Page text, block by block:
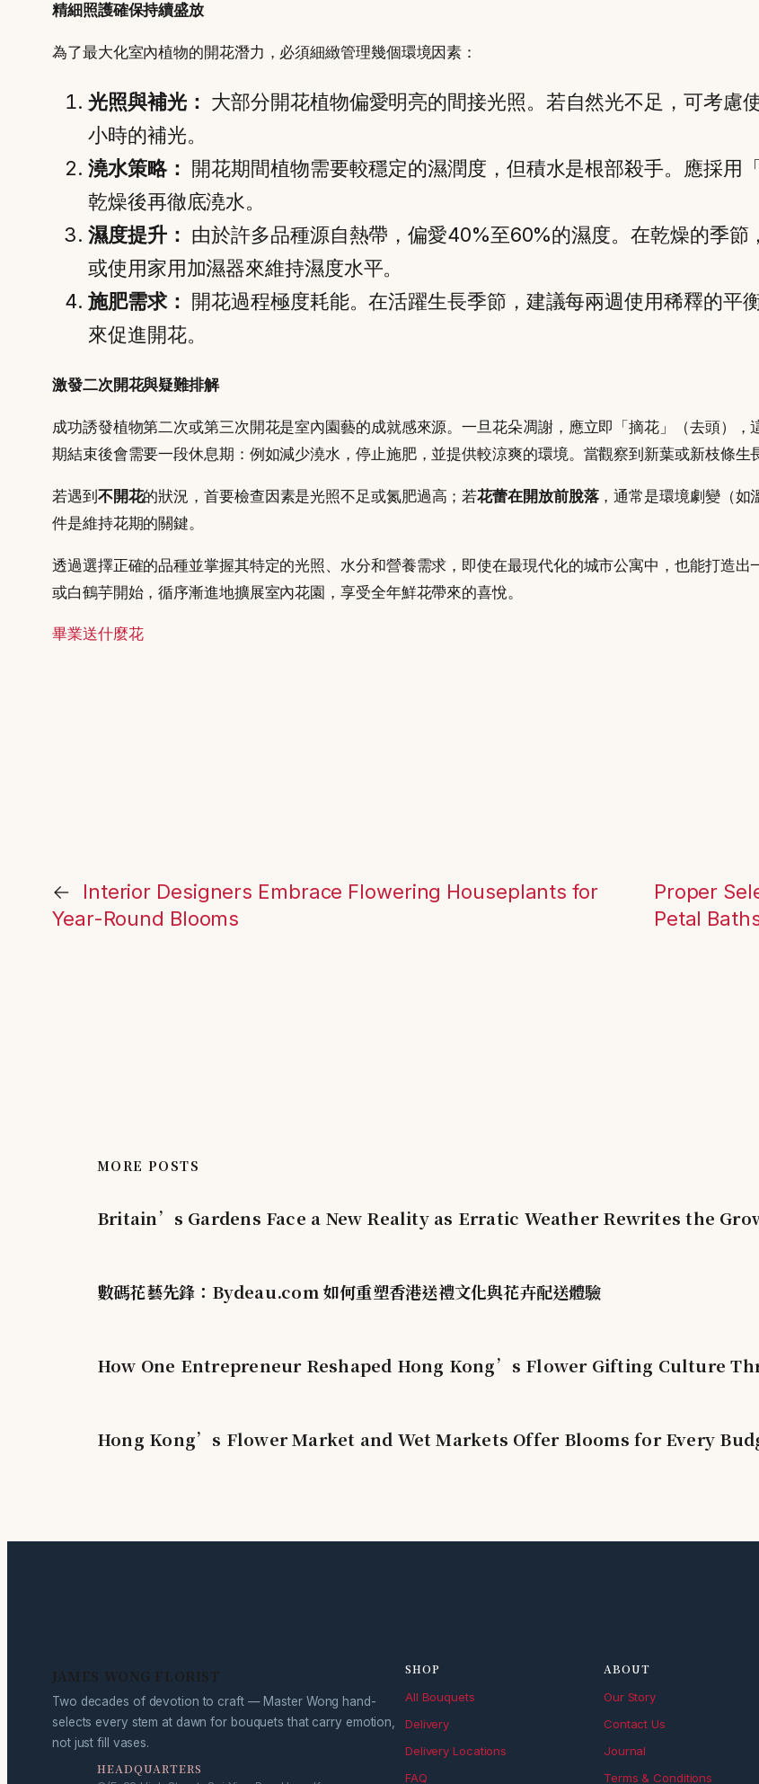
精細照護確保持續盛放
為了最大化室內植物的開花潛力，必須細緻管理幾個環境因素：
光照與補光： 大部分開花植物偏愛明亮的間接光照。若自然光不足，可考慮
小時的補光。
澆水策略： 開花期間植物需要較穩定的濕潤度，但積水是根部殺手。應採用
乾燥後再徹底澆水。
濕度提升： 由於許多品種源自熱帶，偏愛40%至60%的濕度。在乾燥的季節
或使用家用加濕器來維持濕度水平。
施肥需求： 開花過程極度耗能。在活躍生長季節，建議每兩週使用稀釋的平
來促進開花。
激發二次開花與疑難排解
成功誘發植物第二次或第三次開花是室內園藝的成就感來源。一旦花朵凋謝，應立即「摘花」（去頭）
期結束後會需要一段休息期：例如減少澆水，停止施肥，並提供較涼爽的環境。當觀察到新葉或新枝條生
若遇到不開花的狀況，首要檢查因素是光照不足或氮肥過高；若花蕾在開放前脫落，通常是環境劇變（如
件是維持花期的關鍵。
透過選擇正確的品種並掌握其特定的光照、水分和營養需求，即使在最現代化的城市公寓中，也能打造
或白鶴芋開始，循序漸進地擴展室內花園，享受全年鮮花帶來的喜悅。
畢業送什麼花
←
Interior Designers Embrace Flowering Houseplants for
Year-Round Blooms
Proper
Petal
MORE POSTS
Britain’s Gardens Face a New Reality as Erratic Weather Rewrites the
數碼花藝先鋒：Bydeau.com 如何重塑香港送禮文化與花卉配送體驗
How One Entrepreneur Reshaped Hong Kong’s Flower Gifting Culture
Hong Kong’s Flower Market and Wet Markets Offer Blooms for Every
JAMES WONG FLORIST
Two decades of devotion to craft — Master Wong hand-
selects every stem at dawn for bouquets that carry emotion,
not just fill vases.
HEADQUARTERS
SHOP
All Bouquets
Delivery
Delivery Locations
FAQ
ABOUT
Our Story
Contact Us
Journal
Terms & Conditions